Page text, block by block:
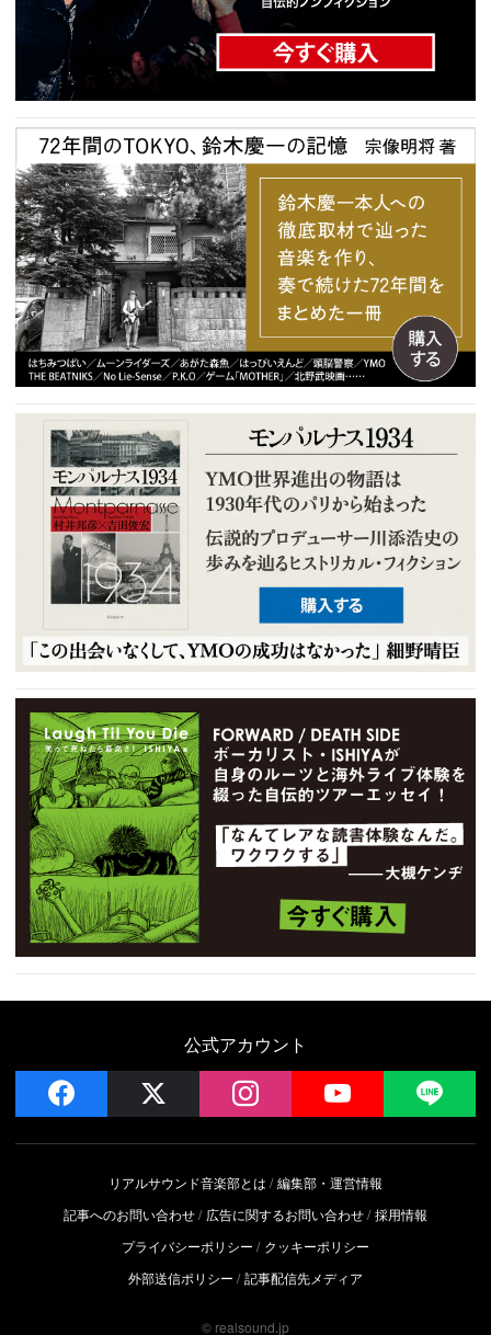
公式アカウント
facebook instagram YouTube
リアルサウンド音楽部とは
編集部・運営情報
記事へのお問い合わせ
広告に関するお問い合わせ 採用情報
プライバシーポリシー
クッキーポリシー
外部送信ポリシー
記事配信先メディア
© realsound.jp